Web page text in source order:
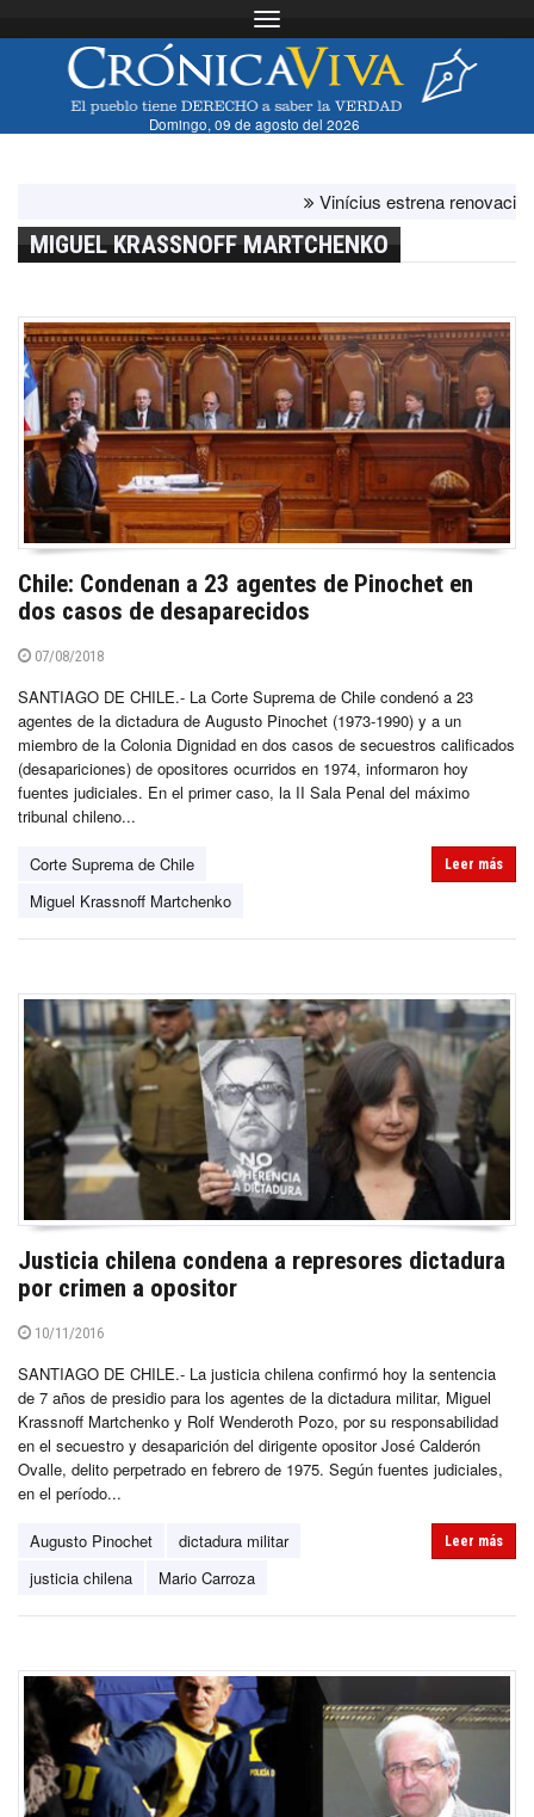
Toggle navigation
Domingo, 09 de agosto del 2026
Vinícius estrena renovación
MIGUEL KRASSNOFF MARTCHENKO
Chile: Condenan a 23 agentes de Pinochet en
dos casos de desaparecidos
07/08/2018
SANTIAGO DE CHILE.- La Corte Suprema de Chile condenó a 23
agentes de la dictadura de Augusto Pinochet (1973-1990) y a un
miembro de la Colonia Dignidad en dos casos de secuestros calificados
(desapariciones) de opositores ocurridos en 1974, informaron hoy
fuentes judiciales. En el primer caso, la II Sala Penal del máximo
tribunal chileno...
Corte Suprema de Chile
Miguel Krassnoff Martchenko
Leer más
Justicia chilena condena a represores dictadura
por crimen a opositor
10/11/2016
SANTIAGO DE CHILE.- La justicia chilena confirmó hoy la sentencia
de 7 años de presidio para los agentes de la dictadura militar, Miguel
Krassnoff Martchenko y Rolf Wenderoth Pozo, por su responsabilidad
en el secuestro y desaparición del dirigente opositor José Calderón
Ovalle, delito perpetrado en febrero de 1975. Según fuentes judiciales,
en el período...
Augusto Pinochet
dictadura militar
justicia chilena
Mario Carroza
Leer más